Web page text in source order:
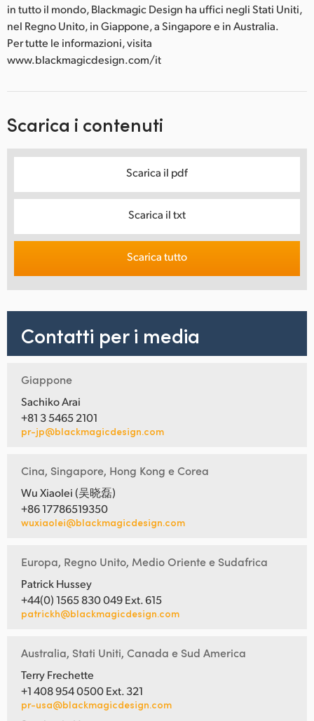
in tutto il mondo, Blackmagic Design ha uffici negli Stati Uniti,
nel Regno Unito, in Giappone, a Singapore e in Australia.
Per tutte le informazioni, visita
www.blackmagicdesign.com/it
Scarica i contenuti
Scarica il pdf
Scarica il txt
Scarica tutto
Contatti per i media
Giappone
Sachiko Arai
+81 3 5465 2101
pr-jp@blackmagicdesign.com
Cina, Singapore, Hong Kong e Corea
Wu Xiaolei (吴晓磊)
+86 17786519350
wuxiaolei@blackmagicdesign.com
Europa, Regno Unito, Medio Oriente e Sudafrica
Patrick Hussey
+44(0) 1565 830 049 Ext. 615
patrickh@blackmagicdesign.com
Australia, Stati Uniti, Canada e Sud America
Terry Frechette
+1 408 954 0500 Ext. 321
pr-usa@blackmagicdesign.com